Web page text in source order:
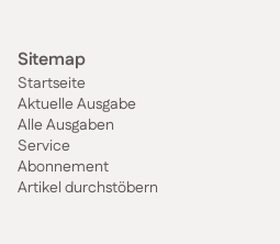
Sitemap
Startseite
Aktuelle Ausgabe
Alle Ausgaben
Service
Abonnement
Artikel durchstöbern